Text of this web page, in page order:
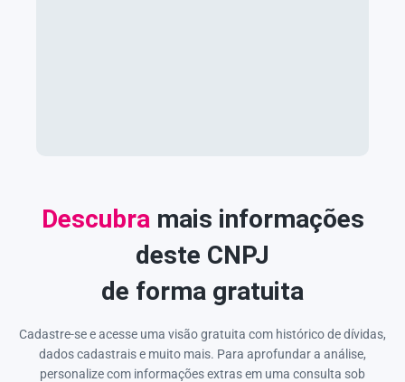
Descubra mais informações
deste CNPJ
de forma gratuita
Cadastre-se e acesse uma visão gratuita com histórico de dívidas,
dados cadastrais e muito mais. Para aprofundar a análise,
personalize com informações extras em uma consulta sob